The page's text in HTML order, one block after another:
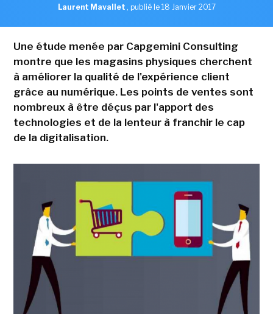
Laurent Mavallet , publié le 18 Janvier 2017
Une étude menée par Capgemini Consulting
montre que les magasins physiques cherchent
à améliorer la qualité de l'expérience client
grâce au numérique. Les points de ventes sont
nombreux à être déçus par l'apport des
technologies et de la lenteur à franchir le cap
de la digitalisation.